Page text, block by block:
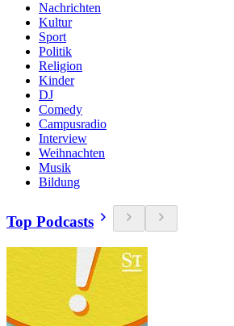
Nachrichten
Kultur
Sport
Politik
Religion
Kinder
DJ
Comedy
Campusradio
Interview
Weihnachten
Musik
Bildung
Top Podcasts